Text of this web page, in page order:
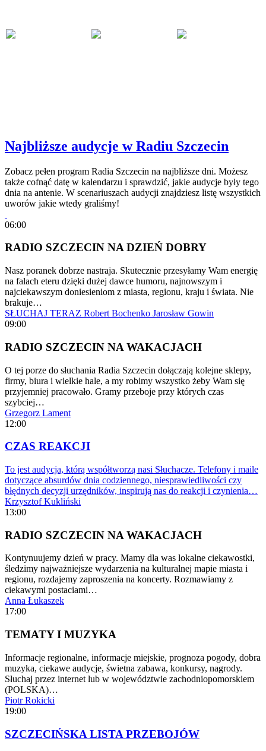
Najbliższe audycje w Radiu Szczecin
Zobacz pełen program Radia Szczecin na najbliższe dni. Możesz
także cofnąć datę w kalendarzu i sprawdzić, jakie audycje były tego
dnia na antenie. W scenariuszach audycji znajdziesz listę wszystkich
uworów jakie wtedy graliśmy!
06:00
RADIO SZCZECIN NA DZIEŃ DOBRY
Nasz poranek dobrze nastraja. Skutecznie przesyłamy Wam energię
na falach eteru dzięki dużej dawce humoru, najnowszym i
najciekawszym doniesieniom z miasta, regionu, kraju i świata. Nie
brakuje…
SŁUCHAJ TERAZ Robert Bochenko Jarosław Gowin
09:00
RADIO SZCZECIN NA WAKACJACH
O tej porze do słuchania Radia Szczecin dołączają kolejne sklepy,
firmy, biura i wielkie hale, a my robimy wszystko żeby Wam się
przyjemniej pracowało. Gramy przeboje przy których czas
szybciej…
Grzegorz Lament
12:00
CZAS REAKCJI
To jest audycja, którą współtworzą nasi Słuchacze. Telefony i maile
dotyczące absurdów dnia codziennego, niesprawiedliwości czy
błędnych decyzji urzędników, inspirują nas do reakcji i czynienia…
Krzysztof Kukliński
13:00
RADIO SZCZECIN NA WAKACJACH
Kontynuujemy dzień w pracy. Mamy dla was lokalne ciekawostki,
śledzimy najważniejsze wydarzenia na kulturalnej mapie miasta i
regionu, rozdajemy zaproszenia na koncerty. Rozmawiamy z
ciekawymi postaciami…
Anna Łukaszek
17:00
TEMATY I MUZYKA
Informacje regionalne, informacje miejskie, prognoza pogody, dobra
muzyka, ciekawe audycje, świetna zabawa, konkursy, nagrody.
Słuchaj przez internet lub w województwie zachodniopomorskiem
(POLSKA)…
Piotr Rokicki
19:00
SZCZECIŃSKA LISTA PRZEBOJÓW